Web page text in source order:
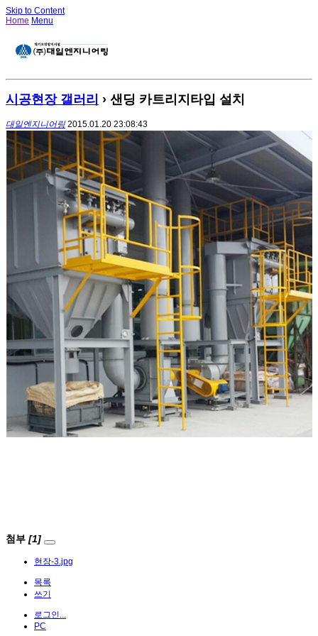
Skip to Content
Home Menu
시공현장 갤러리 › 샌딩 카트리지타입 설치
대일엔지니어링 2015.01.20 23:08:43
첨부 [1]
현장-3.jpg
목록
쓰기
로그인...
PC